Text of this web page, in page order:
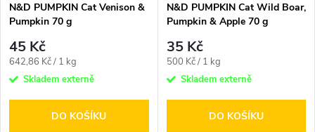
N&D PUMPKIN Cat Venison &
Pumpkin 70 g
45 Kč
Měrná
cena:
642,86 Kč / 1 kg
Skladem externě
DO KOŠÍKU
N&D PUMPKIN Cat Wild Boar,
Pumpkin & Apple 70 g
35 Kč
Měrná
cena:
500 Kč / 1 kg
Skladem externě
DO KOŠÍKU